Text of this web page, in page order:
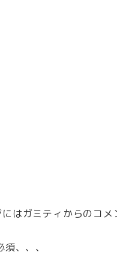
はガミティからのコ
、、、